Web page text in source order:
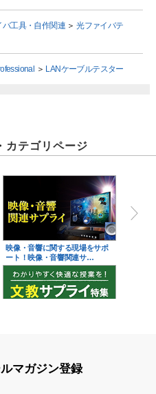
バ工具・自作関連 ＞光ファイバテ
＞ LANケーブルテスター
カテゴリページ
映像・音響に関する現場をサポ
ート！映像・音響関連サ…
マガジン登録